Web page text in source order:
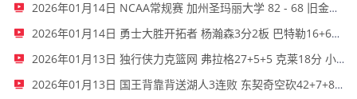
2026年01月14日 NCAA常规赛 加州圣玛丽大学 82 - 68 旧金山大学 全场集锦
2026年01月14日 勇士大胜开拓者 杨瀚森3分2板 巴特勒16+6+5 库里9中2送11助
2026年01月13日 独行侠力克篮网 弗拉格27+5+5 克莱18分 小波特28+9
2026年01月13日 国王背靠背送湖人3连败 东契奇空砍42+7+8+4断 威少22+5+7